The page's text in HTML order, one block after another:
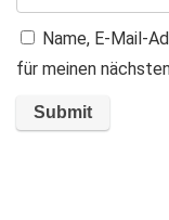
Name, E-Mail-
für meinen